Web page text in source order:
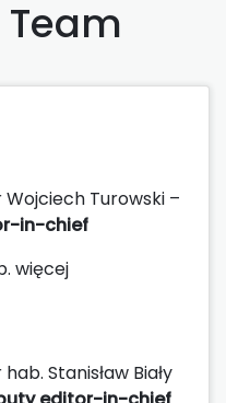
Wojciech Turowski –
in-chief
więcej
hab. Stanisław Biały